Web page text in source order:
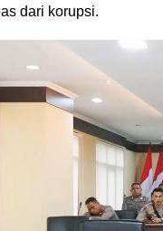
dari korupsi.